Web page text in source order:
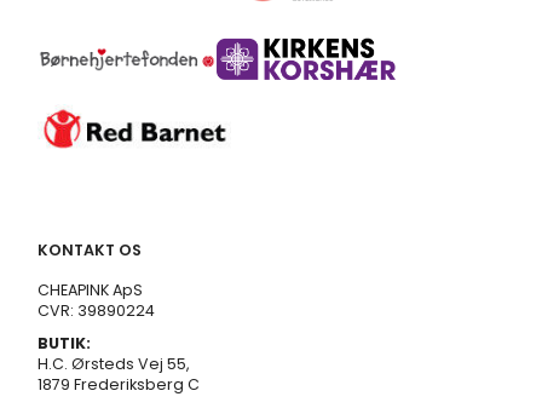
KONTAKT OS
CHEAPINK ApS
CVR: 39890224
BUTIK:
H.C. Ørsteds Vej 55,
1879 Frederiksberg C